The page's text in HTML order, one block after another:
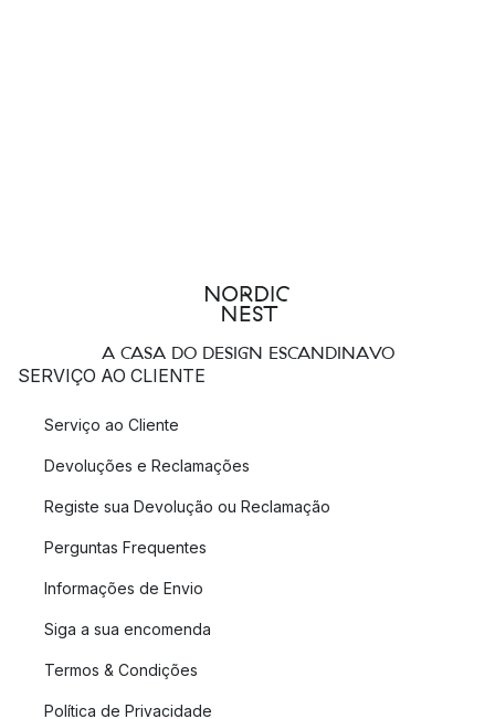
A CASA DO DESIGN ESCANDINAVO
SERVIÇO AO CLIENTE
Serviço ao Cliente
Devoluções e Reclamações
Registe sua Devolução ou Reclamação
Perguntas Frequentes
Informações de Envio
Siga a sua encomenda
Termos & Condições
Política de Privacidade